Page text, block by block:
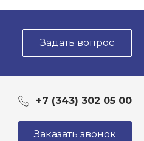
Задать вопрос
+7 (343) 302 05 00
Заказать звонок